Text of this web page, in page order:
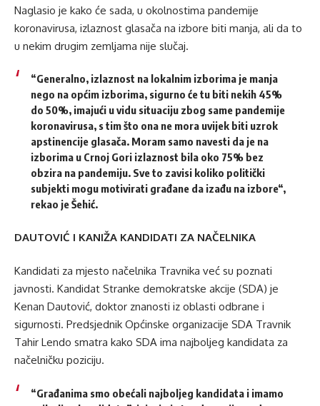
Naglasio je kako će sada, u okolnostima pandemije
koronavirusa, izlaznost glasača na izbore biti manja, ali da to
u nekim drugim zemljama nije slučaj.
“Generalno, izlaznost na lokalnim izborima je manja
nego na općim izborima, sigurno će tu biti nekih 45%
do 50%, imajući u vidu situaciju zbog same pandemije
koronavirusa, s tim što ona ne mora uvijek biti uzrok
apstinencije glasača. Moram samo navesti da je na
izborima u Crnoj Gori izlaznost bila oko 75% bez
obzira na pandemiju. Sve to zavisi koliko politički
subjekti mogu motivirati građane da izađu na izbore“,
rekao je Šehić.
DAUTOVIĆ I KANIŽA KANDIDATI ZA NAČELNIKA
Kandidati za mjesto načelnika Travnika već su poznati
javnosti. Kandidat Stranke demokratske akcije (SDA) je
Kenan Dautović, doktor znanosti iz oblasti odbrane i
sigurnosti. Predsjednik Općinske organizacije SDA Travnik
Tahir Lendo smatra kako SDA ima najboljeg kandidata za
načelničku poziciju.
“Građanima smo obećali najboljeg kandidata i imamo